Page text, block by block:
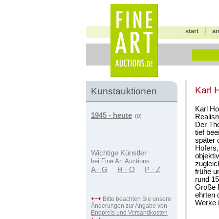
start
Kunstauktionen
1945 - heute (0)
Wichtige Künstler
bei Fine Art Auctions:
A - G H - O P - Z
+++ Bitte beachten Sie unsere
Änderungen zur Angabe von
Endpreis und Versandkosten
Karl
Karl
Der
tief
später
frühe
rund
Große
ehrten
Werke